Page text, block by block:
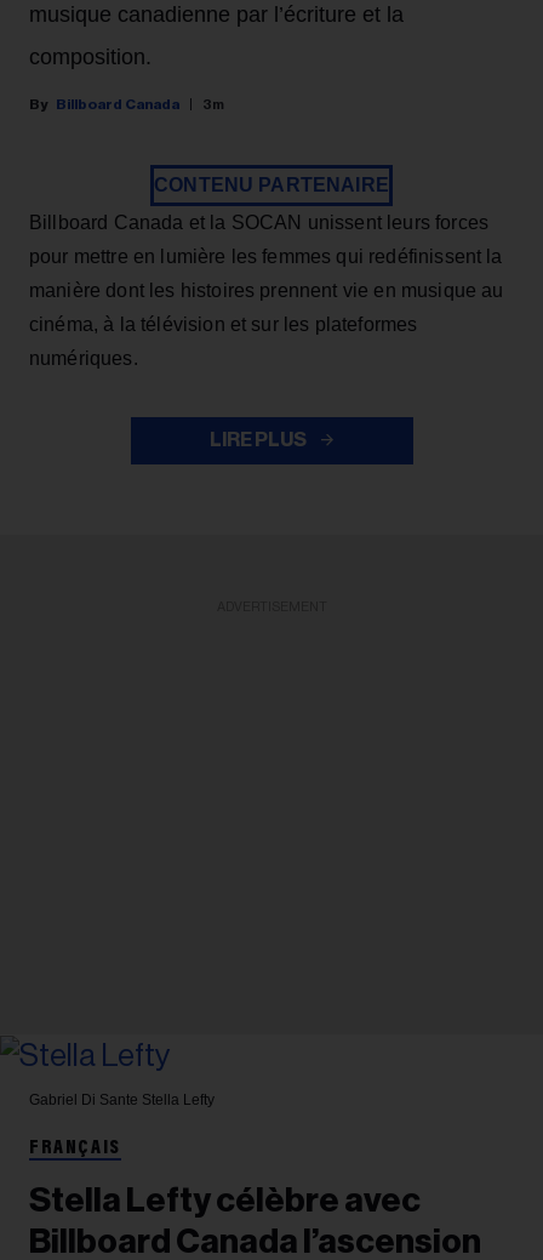
musique canadienne par l’écriture et la
composition.
Billboard Canada 3m
CONTENU PARTENAIRE
Billboard Canada et la SOCAN unissent leurs forces
pour mettre en lumière les femmes qui redéfinissent la
manière dont les histoires prennent vie en musique au
cinéma, à la télévision et sur les plateformes
numériques.
LIRE PLUS
Gabriel Di Sante Stella Lefty
FRANÇAIS
Stella Lefty célèbre avec
Billboard Canada l’ascension